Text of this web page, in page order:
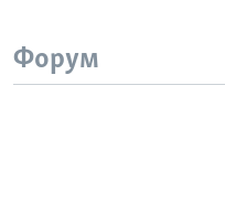
Форум